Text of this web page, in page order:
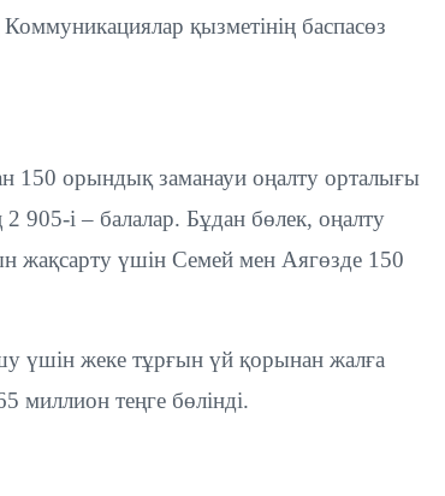
қызметінің баспасөз
150 орындық заманауи оңалту орталығы
905-і – балалар. Бұдан бөлек, оңалту
жақсарту үшін Семей мен Аягөзде 150
үшін жеке тұрғын үй қорынан жалға
миллион теңге бөлінді.